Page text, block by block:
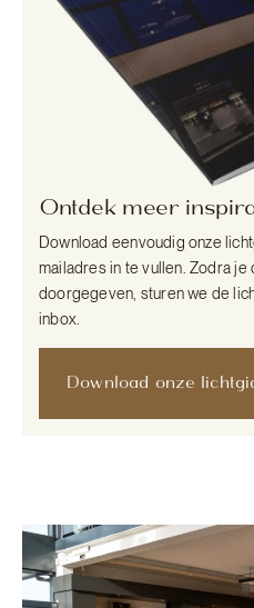
Ontdek meer
Download eenvoudig onze
mailadres in te vullen. Zodra
doorgegeven, sturen we de
inbox.
Download onze